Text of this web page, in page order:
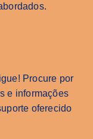
Procure por
e informações
oferecido